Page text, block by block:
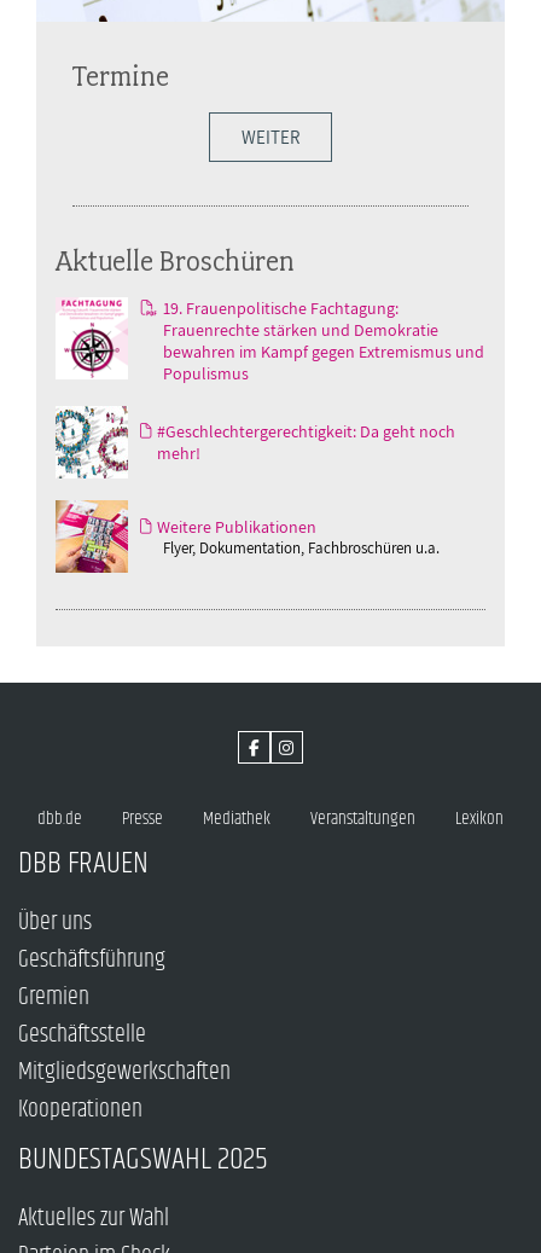
Termine
WEITER
Aktuelle Broschüren
19. Frauenpolitische Fachtagung:
Frauenrechte stärken und Demokratie
bewahren im Kampf gegen Extremismus und
Populismus
#Geschlechtergerechtigkeit: Da geht noch
mehr!
Weitere Publikationen
Flyer, Dokumentation, Fachbroschüren u.a.
dbb.de Presse Mediathek Veranstaltungen Lexikon
DBB FRAUEN
Über uns
Geschäftsführung
Gremien
Geschäftsstelle
Mitgliedsgewerkschaften
Kooperationen
BUNDESTAGSWAHL 2025
Aktuelles zur Wahl